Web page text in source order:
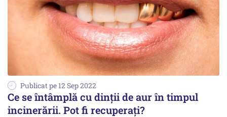
Publicat pe 12 Sep 2022
Ce se întâmplă cu dinții de aur în timpul
incinerării. Pot fi recuperați?